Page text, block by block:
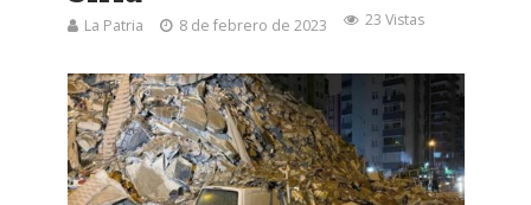
La Patria 8 de febrero de 2023 23 Vistas